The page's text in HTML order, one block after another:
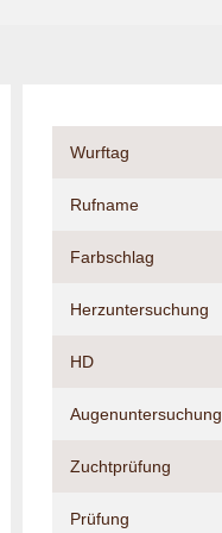
Wurftag
Rufname
Farbschlag
Herzuntersuchung
HD
Augenuntersuchung
Zuchtprüfung
Prüfung